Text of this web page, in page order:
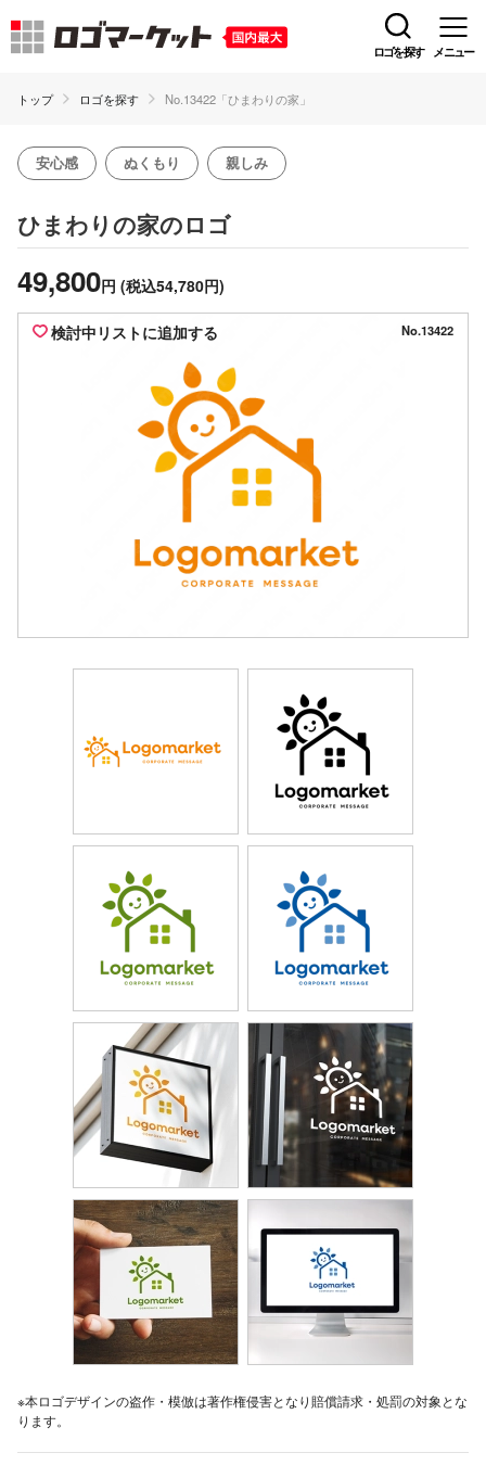
ロゴを探す メニュー
トップ ロゴを探す No.13422「ひまわりの家」
安心感 ぬくもり 親しみ
ひまわりの家のロゴ
49,800円 (税込54,780円)
検討中リストに追加する No.13422
※本ロゴデザインの盗作・模倣は著作権侵害となり賠償請求・処罰の対象とな
ります。